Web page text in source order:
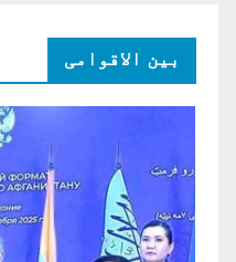
بین الاقوامی